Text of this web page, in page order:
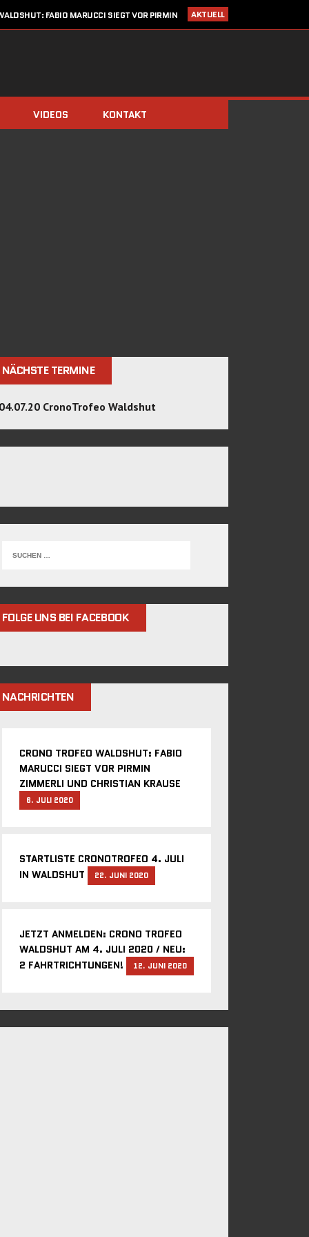
AKTUELL
FABIO MARUCCI SIEGT VOR PIRMIN
(ZIMMERLI/BERGER) UND DOMINIK STÖCKS DIE
BIATHLON-CHAMPIONS 2019
VIDEOS KONTAKT
NÄCHSTE TERMINE
04.07.20 CronoTrofeo Waldshut
FOLGE UNS BEI FACEBOOK
NACHRICHTEN
CRONO TROFEO WALDSHUT: FABIO
MARUCCI SIEGT VOR PIRMIN
ZIMMERLI UND CHRISTIAN KRAUSE
6. JULI 2020
STARTLISTE CRONOTROFEO 4. JULI
IN WALDSHUT
22. JUNI 2020
JETZT ANMELDEN: CRONO TROFEO
WALDSHUT AM 4. JULI 2020 / NEU:
2 FAHRTRICHTUNGEN!
12. JUNI 2020